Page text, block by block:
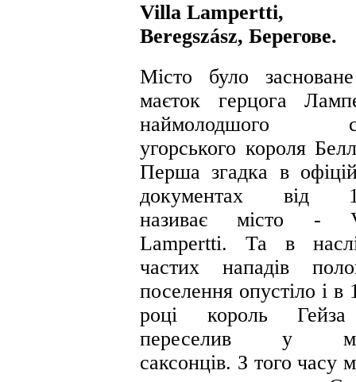
Villa Lampertti,
Beregszász, Берегове.
Місто було
маєток герцога
наймолодшого
угорського короля
Перша згадка в
документах від
називає місто -
Lampertti. Та в
частих нападів
поселення опустіло і в
році король
переселив у
саксонців. З того часу